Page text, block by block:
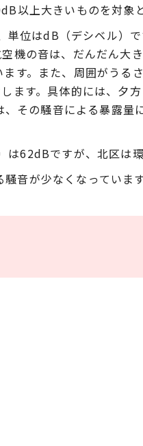
以上大きいものを対象
単位はdB（デシベル）
機の音は、だんだん大
す。また、周囲がうる
ます。具体的には、夕
その騒音による暴露量
62dBですが、北区は環
音が少なくなっています